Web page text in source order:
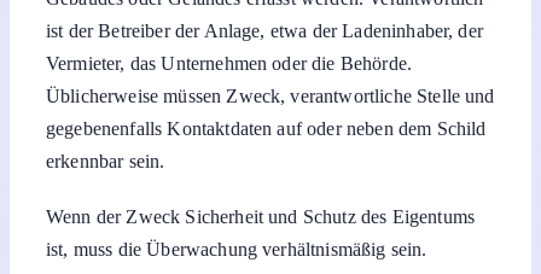
ist der Betreiber der Anlage, etwa der Ladeninhaber, der
Vermieter, das Unternehmen oder die Behörde.
Üblicherweise müssen Zweck, verantwortliche Stelle und
gegebenenfalls Kontaktdaten auf oder neben dem Schild
erkennbar sein.
ist, muss die Überwachung verhältnismäßig sein.
Bereiche, die als besonders privat gelten, dürfen in der